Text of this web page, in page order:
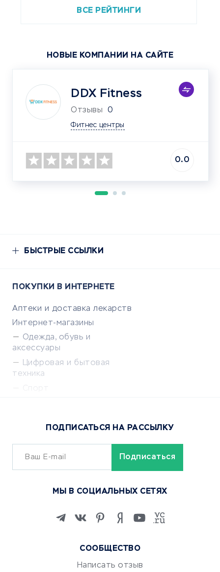
ВСЕ РЕЙТИНГИ
НОВЫЕ КОМПАНИИ НА САЙТЕ
DDX Fitness
Отзывы 0
Фитнес центры
0.0
БЫСТРЫЕ ССЫЛКИ
ПОКУПКИ В ИНТЕРНЕТЕ
Аптеки и доставка лекарств
Интернет-магазины
Одежда, обувь и
аксессуары
Цифровая и бытовая
техника
Сервисы доставки
ОБУЧЕНИЕ И РАБОТА
Изучение иностранных
Маркетинг и продажи
Репетиторство
СООБЩЕСТВО
Написать отзыв
ПОДПИСАТЬСЯ НА РАССЫЛКУ
МЫ В СОЦИАЛЬНЫХ СЕТЯХ